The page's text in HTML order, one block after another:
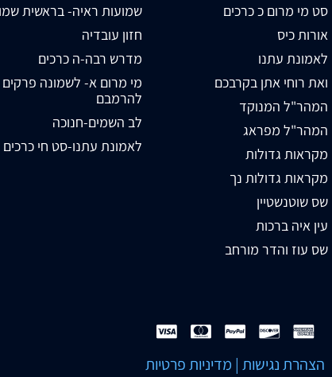
סט מי מרום כ כרכים
אורות כיס
לאמונת עתנו
ואת רוחי אתן בקרבכם
המהר"ל המנוקד
המהר"ל מפראג
מקראות גדולות
מקראות גדולות נך
שס שוטנשטיין
עין איה ברכות
שס עוז והדר מורחב
שמועות ראיה- בראשית
חזון עובדיה
מדרש רבה-ה כרכים
מי מרום א- לשמונה פרקים
להרמבם
לב השמים-חנוכה
לאמונת עתנו-סט חי כרכים
הצהרת נגישות | מדיניות פרטיות